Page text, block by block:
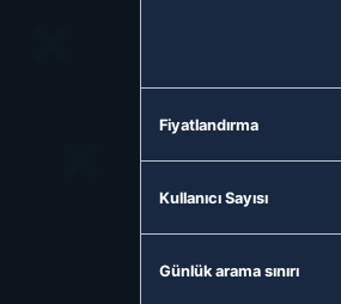
Fiyatlandırma
Kullanıcı Sayısı
Günlük arama sınırı